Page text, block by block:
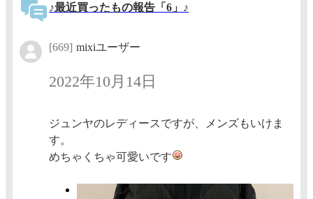
♪最近買ったもの報告「6」♪
[669] mixiユーザー
2022年10月14日
ジュンヤのレディースですが、メンズもいけま
す。
めちゃくちゃ可愛いです